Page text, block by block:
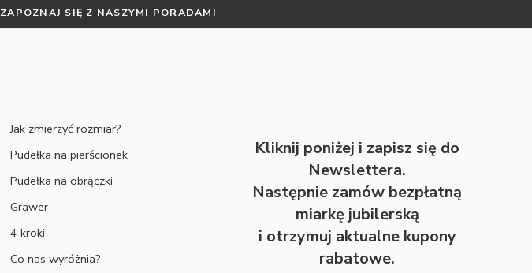
ZAPOZNAJ SIĘ Z NASZYMI PORADAMI
Jak zmierzyć rozmiar?
Pudełka na pierścionek
Pudełka na obrączki
Grawer
4 kroki
Co nas wyróżnia?
Kliknij poniżej i zapisz się do
Newslettera.
Następnie zamów bezpłatną
miarkę jubilerską
i otrzymuj aktualne kupony
rabatowe.